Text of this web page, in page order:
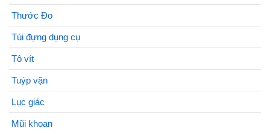
Thước Đo
Túi đựng dụng cụ
Tô vít
Tuýp vặn
Lục giác
Mũi khoan